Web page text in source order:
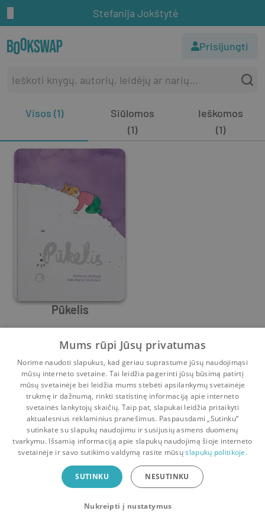
Stefanija Jokštytė
Prisijungti
Visos (1)
Siūlomos
(1)
Ieškomos
(1)
Pūkelis
Stefanija Jokštytė, Eglė Marija Ažubalytė
3 4
Pradinis Krepšelis Pokalbiai Pranešimai Paskyra
Bookswap programėlė
Mainykis knygomis dar patogiau!
Uždaryti
Mums rūpi Jūsų privatumas
Norime naudoti slapukus, kad geriau suprastume jūsų naudojimąsi
mūsų interneto svetaine. Tai leidžia pagerinti jūsų būsimą patirtį
mūsų svetainėje bei leidžia mums stebėti apsilankymų svetainėje
trukmę ir dažnumą, rinkti statistinę informaciją apie interneto
svetainės lankytojų skaičių. Taip pat, slapukai leidžia pritaikyti
aktualesnius reklaminius pranešimus. Paspausdami „Sutinku“
sutinkate su slapukų naudojimu ir susijusių asmens duomenų
tvarkymu. Išsamią informaciją apie slapukų naudojimą šioje interneto
svetainėje ir savo sutikimo valdymą rasite mūsųslapukų politikoje.
SUTINKU NESUTINKU
Nukreipti į nustatymus